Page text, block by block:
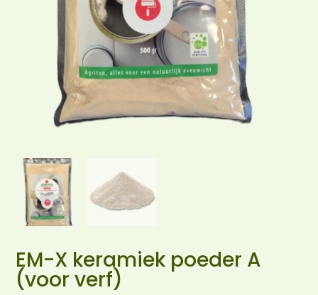
EM-X keramiek poeder A
(voor verf)